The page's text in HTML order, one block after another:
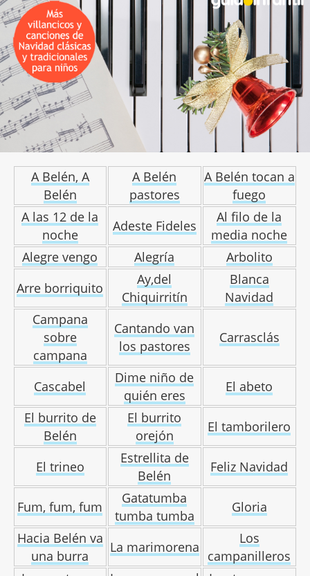
A Belén, A
Belén
A Belén
pastores
A Belén tocan a
fuego
A las 12 de la
noche
Adeste Fideles
Al filo de la
media noche
Alegre vengo
Alegría
Arbolito
Arre borriquito
Ay,del
Chiquirritín
Blanca
Navidad
Campana
sobre
campana
Cantando van
los pastores
Carrasclás
Cascabel
Dime niño de
quién eres
El abeto
El burrito de
Belén
El burrito
orejón
El tamborilero
El trineo
Estrellita de
Belén
Feliz Navidad
Fum, fum, fum
Gatatumba
tumba tumba
Gloria
Hacia Belén va
una burra
La marimorena
Los
campanilleros